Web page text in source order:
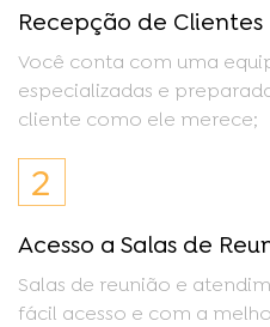
Recepção de Clientes
Você conta com uma
especializadas e
cliente como ele merece;
2
Acesso a Salas de
Salas de reunião e
fácil acesso e com a